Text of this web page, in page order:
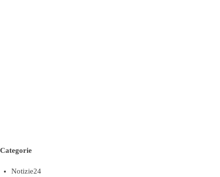
Categorie
Notizie24